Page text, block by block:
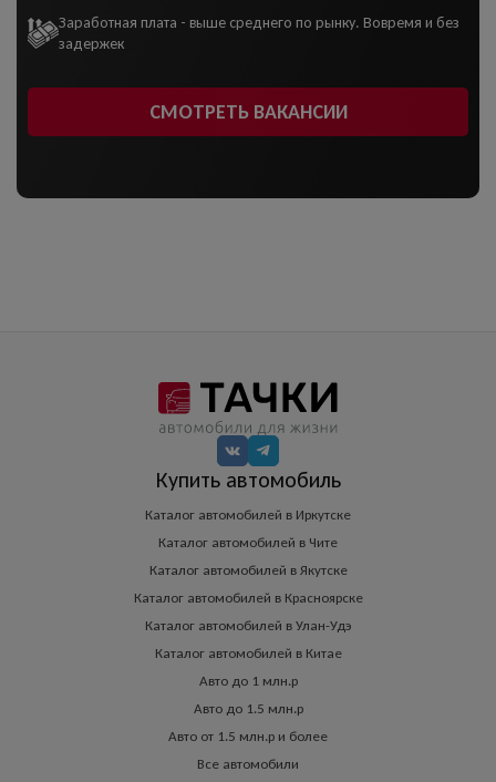
Заработная плата - выше среднего по рынку. Вовремя и без
задержек
СМОТРЕТЬ ВАКАНСИИ
Купить автомобиль
Каталог автомобилей в Иркутске
Каталог автомобилей в Чите
Каталог автомобилей в Якутске
Каталог автомобилей в Красноярске
Каталог автомобилей в Улан-Удэ
Каталог автомобилей в Китае
Авто до 1 млн.р
Авто до 1.5 млн.р
Авто от 1.5 млн.р и более
Все автомобили